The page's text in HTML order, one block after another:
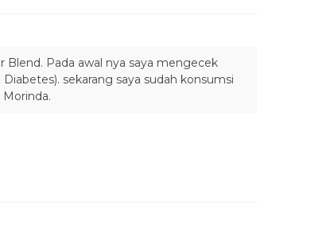
Blend. Pada awal nya saya mengecek
sekarang saya sudah konsumsi